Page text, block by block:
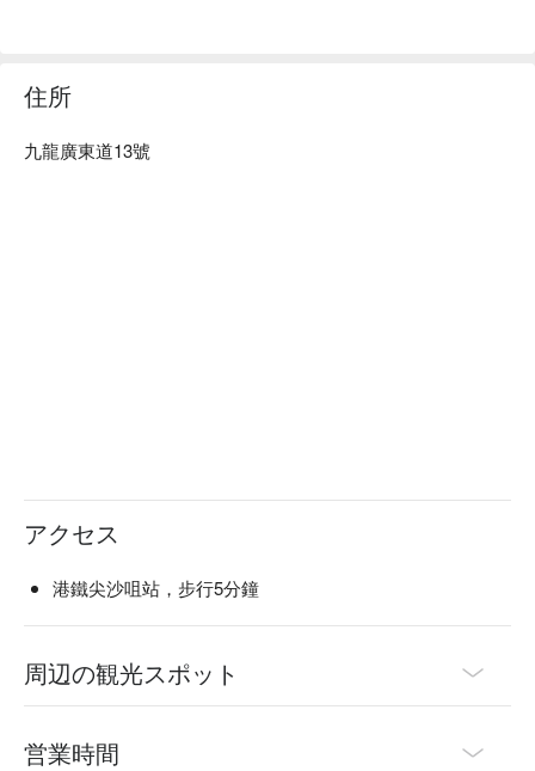
地點，提供餐膳、雞尾酒、開胃酒及美味小菜，隨時歡迎賓客
住所
九龍廣東道13號
アクセス
港鐵尖沙咀站，步行5分鐘
周辺の観光スポット
営業時間